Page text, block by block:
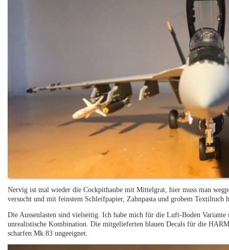
Nervig ist mal wieder die Cockpithaube mit Mittelgrat, hier muss man
versucht und mit feinstem Schleifpapier, Zahnpasta und grobem Textiltuch
Die Aussenlasten sind vielseitig. Ich habe mich für die Luft-Boden
unrealistische Kombination. Die mitgelieferten blauen Decals für die
scharfen Mk.83 ungeeignet.